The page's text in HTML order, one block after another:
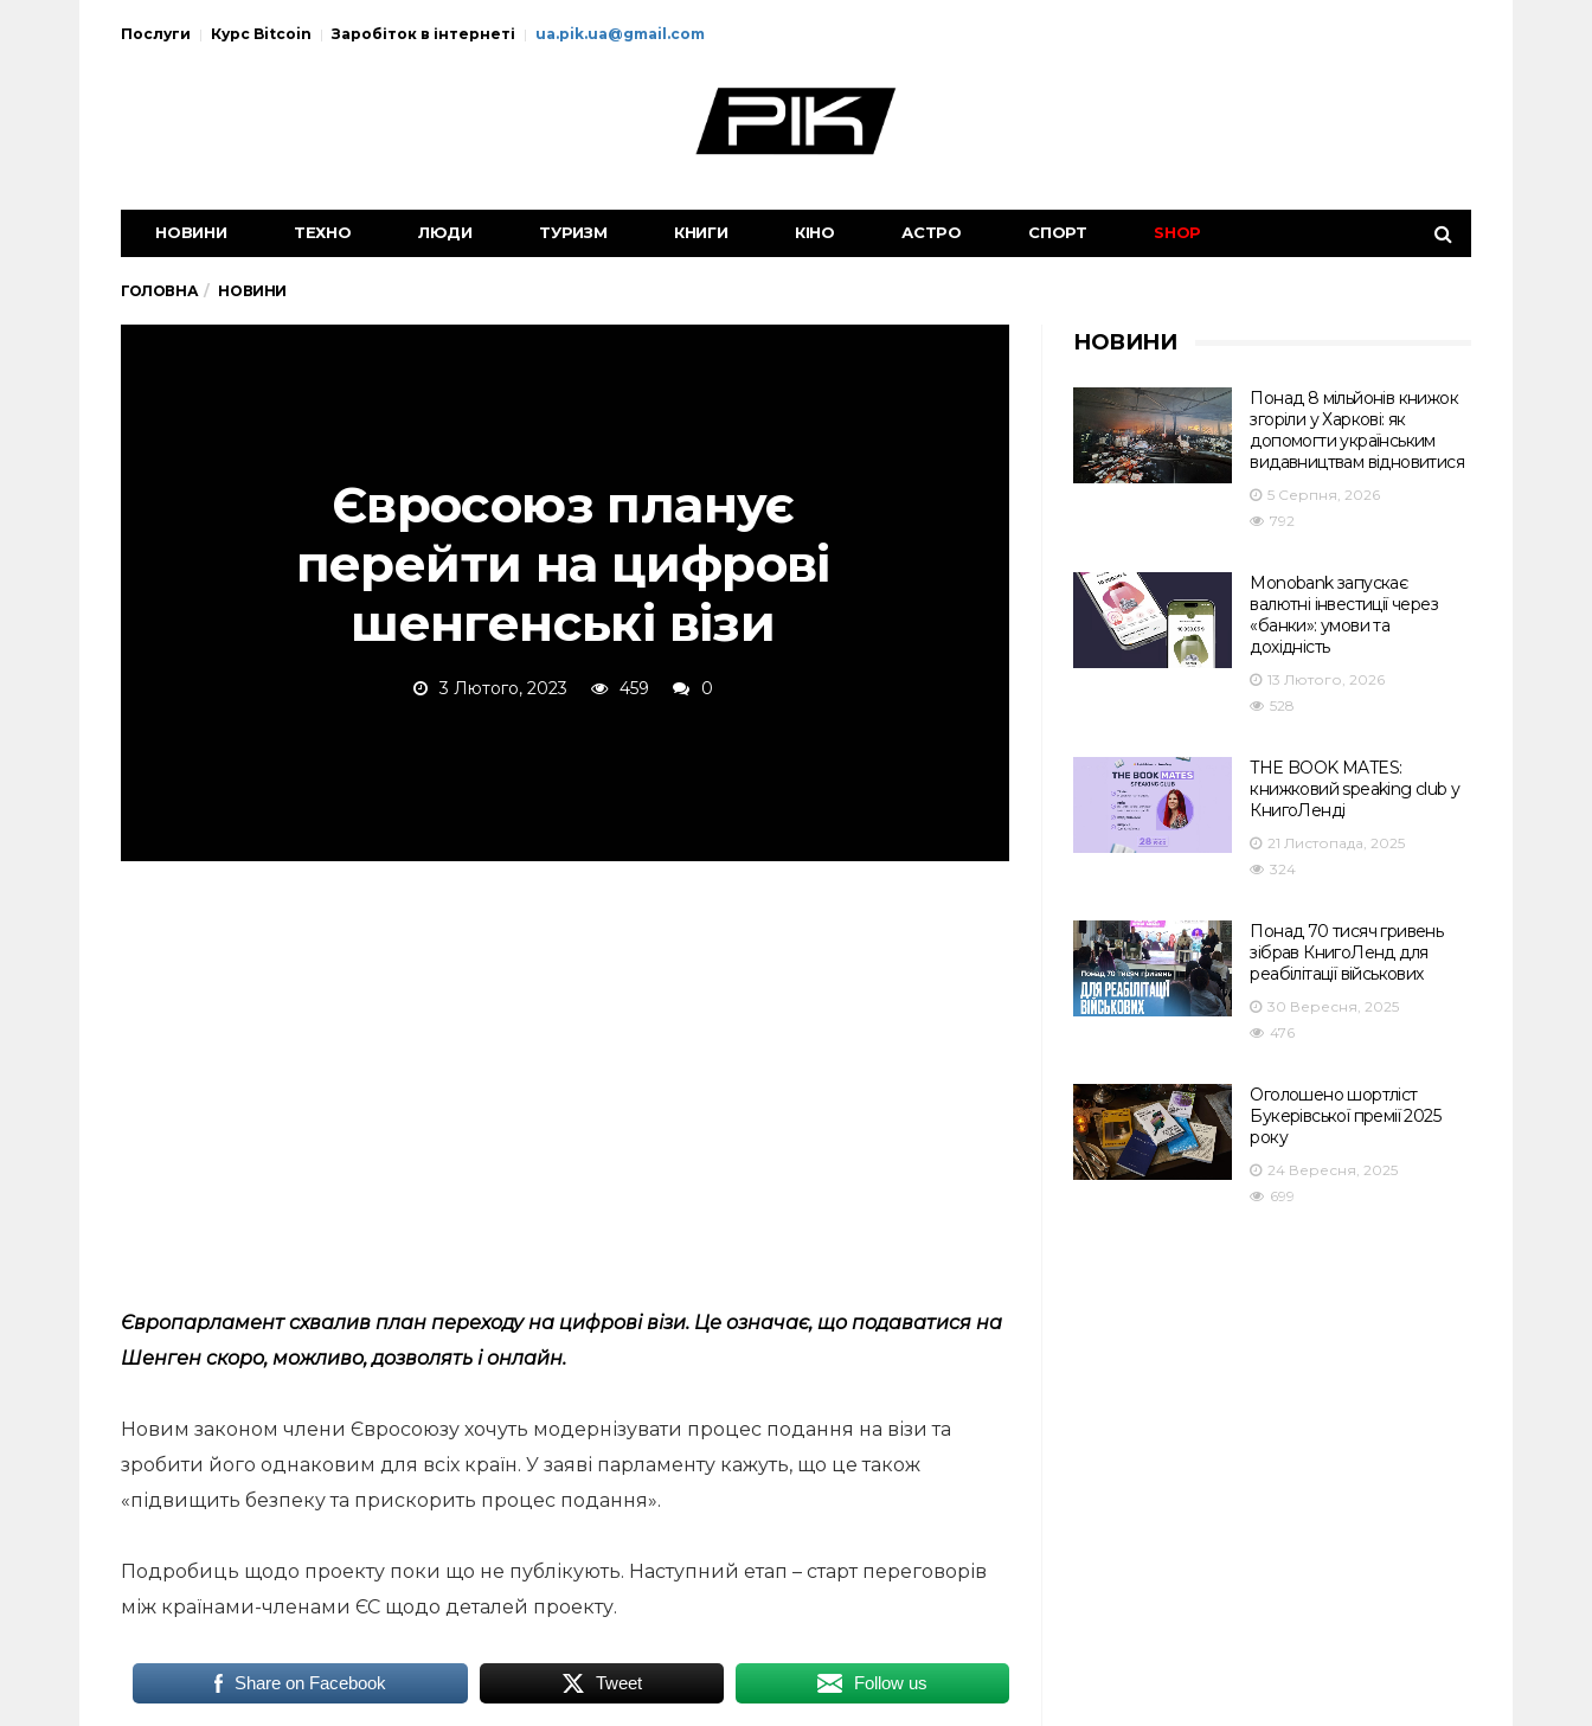
Послуги Курс Bitcoin Заробіток в інтернеті ua.pik.ua@gmail.com
НОВИНИ ТЕХНО ЛЮДИ ТУРИЗМ КНИГИ КІНО АСТРО СПОРТ SHOP
ГОЛОВНА НОВИНИ
Євросоюз планує
перейти на цифрові
шенгенські візи
3 Лютого, 2023 459 0
Європарламент схвалив план переходу на цифрові візи. Це означає, що подаватися на
Шенген скоро, можливо, дозволять і онлайн.
Новим законом члени Євросоюзу хочуть модернізувати процес подання на візи та
зробити його однаковим для всіх країн. У заяві парламенту кажуть, що це також
«підвищить безпеку та прискорить процес подання».
Подробиць щодо проекту поки що не публікують. Наступний етап – старт переговорів
між країнами-членами ЄС щодо деталей проекту.
Share on Facebook Tweet Follow us
НОВИНИ
Понад 8 мільйонів книжок
згоріли у Харкові: як
допомогти українським
видавництвам відновитися
5 Серпня, 2026
792
Monobank запускає
валютні інвестиції через
«банки»: умови та
дохідність
13 Лютого, 2026
528
THE BOOK MATES:
книжковий speaking club у
КнигоЛенді
21 Листопада, 2025
324
Понад 70 тисяч гривень
зібрав КнигоЛенд для
реабілітації військових
30 Вересня, 2025
476
Оголошено шортліст
Букерівської премії 2025
року
24 Вересня, 2025
699